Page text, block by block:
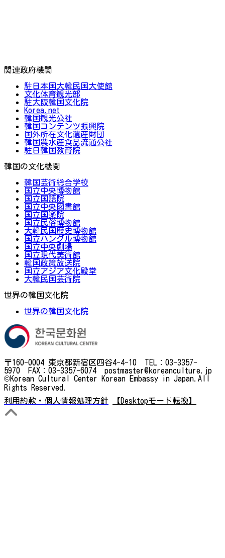
関連政府機関
駐日本国大韓民国大使館
文化体育観光部
駐大阪韓国文化院
Korea.net
韓国観光公社
韓国コンテンツ振興院
国外所在文化遺産財団
韓国農水産食品流通公社
駐日韓国教育院
韓国の文化機関
韓国芸術総合学校
国立中央博物館
国立国語院
国立中央図書館
国立国楽院
国立民俗博物館
大韓民国歴史博物館
国立ハングル博物館
国立中央劇場
国立現代美術館
韓国政策放送院
国立アジア文化殿堂
大韓民国芸術院
世界の韓国文化院
世界の韓国文化院
〒160-0004 東京都新宿区四谷4-4-10 TEL：03-3357-
5970 FAX：03-3357-6074 postmaster@koreanculture.jp
©Korean Cultural Center Korean Embassy in Japan.All
Rights Reserved.
利用約款・個人情報処理方針
【Desktopモード転換】